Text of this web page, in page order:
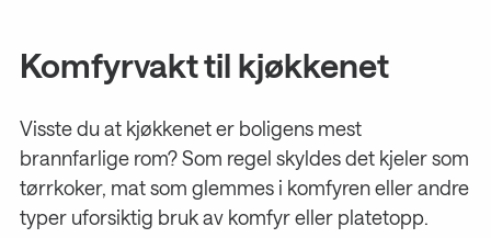
Komfyrvakt til kjøkkenet
Visste du at kjøkkenet er boligens mest
brannfarlige rom? Som regel skyldes det kjeler som
tørrkoker, mat som glemmes i komfyren eller andre
typer uforsiktig bruk av komfyr eller platetopp.